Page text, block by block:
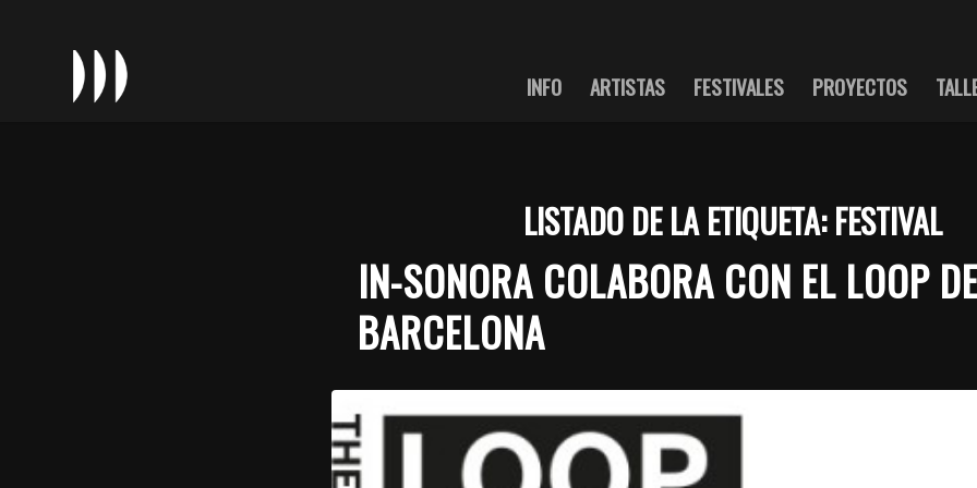
INFO ARTISTAS FESTIVALES PROYECTOS
LISTADO DE LA ETIQUETA:FESTIVAL
IN-SONORA COLABORA CON EL LOOP
BARCELONA